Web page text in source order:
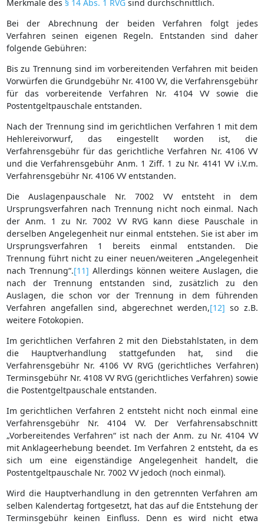
Merkmale des § 14 Abs. 1 RVGsind durchschnittlich.
Bei der Abrechnung der beiden Verfahren folgt jedes
Verfahren seinen eigenen Regeln. Entstanden sind daher
folgende Gebühren:
Bis zu Trennung sind im vorbereitenden Verfahren mit beiden
Vorwürfen die Grundgebühr Nr. 4100 VV, die Verfahrensgebühr
für das vorbereitende Verfahren Nr. 4104 VV sowie die
Postentgeltpauschale entstanden.
Nach der Trennung sind im gerichtlichen Verfahren 1 mit dem
Hehlereivorwurf, das eingestellt worden ist, die
Verfahrensgebühr für das gerichtliche Verfahren Nr. 4106 VV
und die Verfahrensgebühr Anm. 1 Ziff. 1 zu Nr. 4141 VV i.V.m.
Verfahrensgebühr Nr. 4106 VV entstanden.
Die Auslagenpauschale Nr. 7002 VV entsteht in dem
Ursprungsverfahren nach Trennung nicht noch einmal. Nach
der Anm. 1 zu Nr. 7002 VV RVG kann diese Pauschale in
derselben Angelegenheit nur einmal entstehen. Sie ist aber im
Ursprungsverfahren 1 bereits einmal entstanden. Die
Trennung führt nicht zu einer neuen/weiteren „Angelegenheit
nach Trennung“.[11] Allerdings können weitere Auslagen, die
nach der Trennung entstanden sind, zusätzlich zu den
Auslagen, die schon vor der Trennung in dem führenden
Verfahren angefallen sind, abgerechnet werden,[12] so z.B.
weitere Fotokopien.
Im gerichtlichen Verfahren 2 mit den Diebstahlstaten, in dem
die Hauptverhandlung stattgefunden hat, sind die
Verfahrensgebühr Nr. 4106 VV RVG (gerichtliches Verfahren)
Terminsgebühr Nr. 4108 VV RVG (gerichtliches Verfahren) sowie
die Postentgeltpauschale entstanden.
Im gerichtlichen Verfahren 2 entsteht nicht noch einmal eine
Verfahrensgebühr Nr. 4104 VV. Der Verfahrensabschnitt
„Vorbereitendes Verfahren“ ist nach der Anm. zu Nr. 4104 VV
mit Anklageerhebung beendet. Im Verfahren 2 entsteht, da es
sich um eine eigenständige Angelegenheit handelt, die
Postentgeltpauschale Nr. 7002 VV jedoch (noch einmal).
Wird die Hauptverhandlung in den getrennten Verfahren am
selben Kalendertag fortgesetzt, hat das auf die Entstehung der
Terminsgebühr keinen Einfluss. Denn es wird nicht etwa